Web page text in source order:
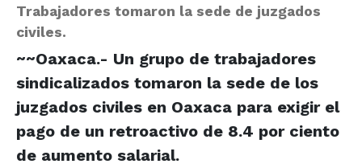
Trabajadores tomaron la sede de juzgados
civiles.
~~Oaxaca.- Un grupo de trabajadores
sindicalizados tomaron la sede de los
juzgados civiles en Oaxaca para exigir el
pago de un retroactivo de 8.4 por ciento
de aumento salarial.